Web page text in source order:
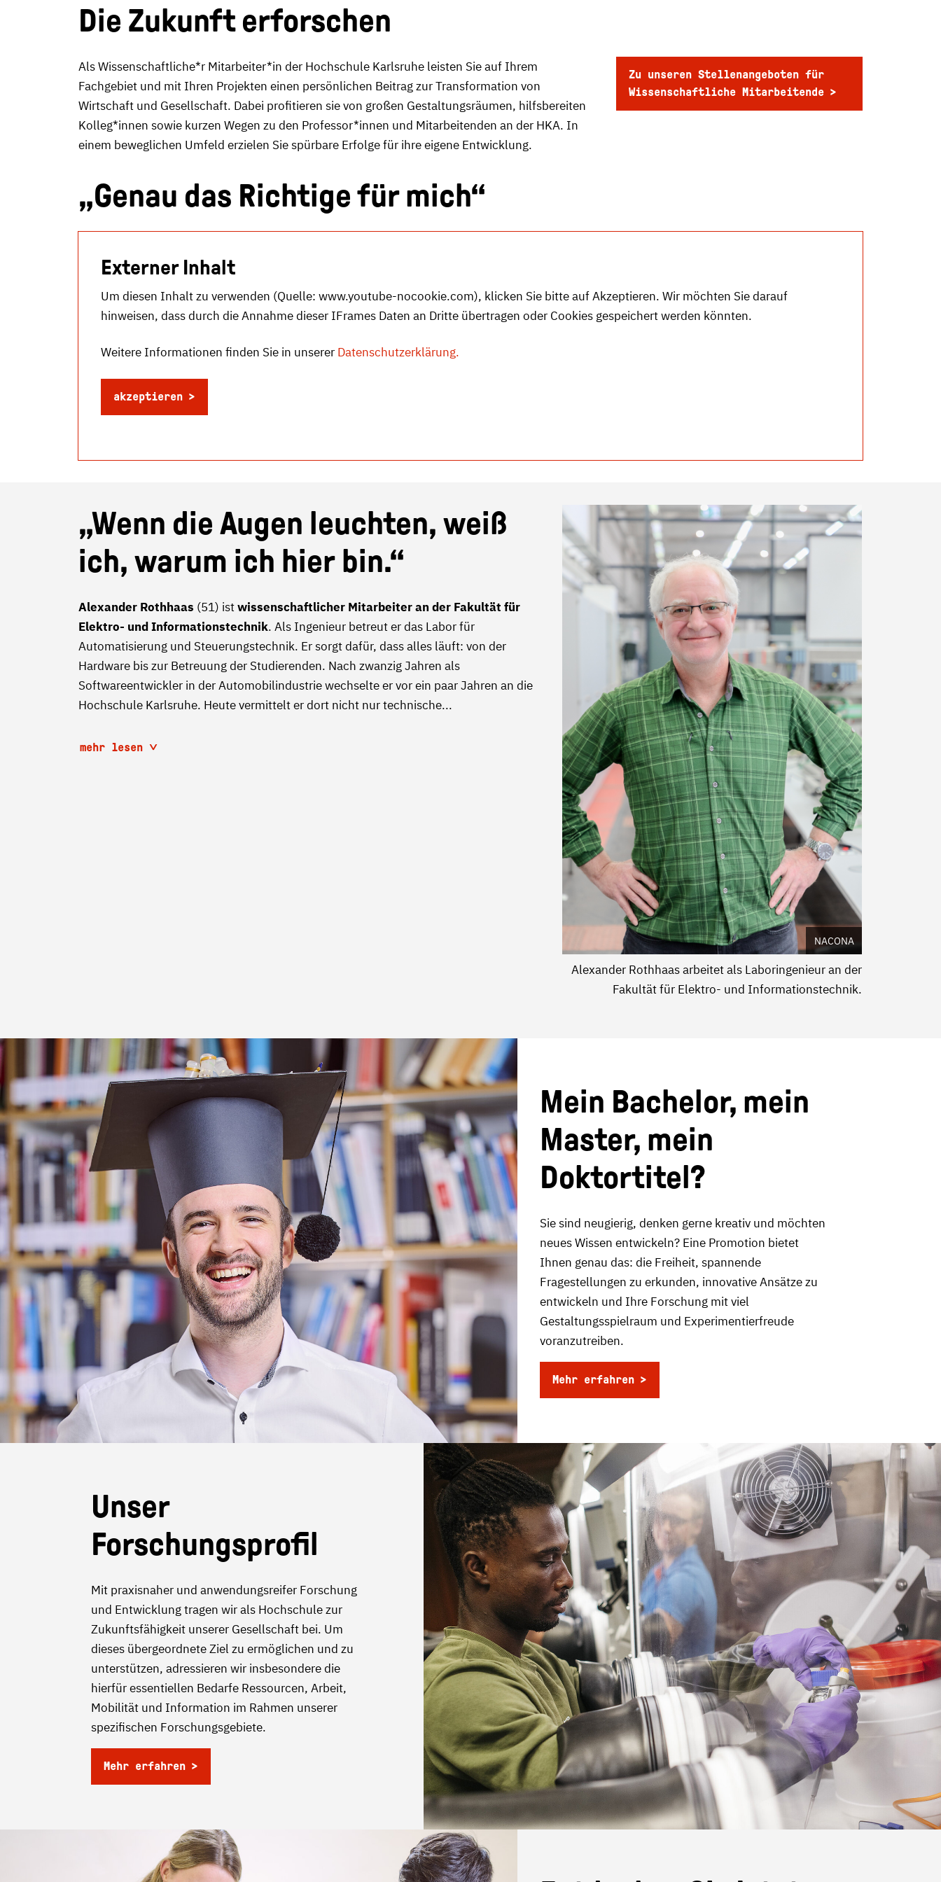
Die Zukunft erforschen
Als Wissenschaftliche*r Mitarbeiter*in der Hochschule Karlsruhe leisten Sie auf Ihrem
Fachgebiet und mit Ihren Projekten einen persönlichen Beitrag zur Transformation von
Wirtschaft und Gesellschaft. Dabei profitieren sie von großen Gestaltungsräumen, hilfsbereiten
Kolleg*innen sowie kurzen Wegen zu den Professor*innen und Mitarbeitenden an der HKA. In
einem beweglichen Umfeld erzielen Sie spürbare Erfolge für ihre eigene Entwicklung.
Zu unseren Stellenangeboten für
Wissenschaftliche Mitarbeitende
„Genau das Richtige für mich“
Externer Inhalt
Um diesen Inhalt zu verwenden (Quelle: www.youtube-nocookie.com), klicken Sie bitte auf Akzeptieren. Wir möchten Sie darauf
hinweisen, dass durch die Annahme dieser IFrames Daten an Dritte übertragen oder Cookies gespeichert werden könnten.
Weitere Informationen finden Sie in unserer Datenschutzerklärung.
akzeptieren
„Wenn die Augen leuchten, weiß
ich, warum ich hier bin.“
Alexander Rothhaas (51) istwissenschaftlicher Mitarbeiter an der Fakultät für
Elektro- und Informationstechnik. Als Ingenieur betreut er das Labor für
Automatisierung und Steuerungstechnik. Er sorgt dafür, dass alles läuft: von der
Hardware bis zur Betreuung der Studierenden. Nach zwanzig Jahren als
Softwareentwickler in der Automobilindustrie wechselte er vor ein paar Jahren an die
Hochschule Karlsruhe. Heute vermittelt er dort nicht nur technische...
mehr lesen
NACONA
Alexander Rothhaas arbeitet als Laboringenieur an der
Fakultät für Elektro- und Informationstechnik.
Mein Bachelor, mein
Master, mein
Doktortitel?
Sie sind neugierig, denken gerne kreativ und möchten
neues Wissen entwickeln? Eine Promotion bietet
Ihnen genau das: die Freiheit, spannende
Fragestellungen zu erkunden, innovative Ansätze zu
entwickeln und Ihre Forschung mit viel
Gestaltungsspielraum und Experimentierfreude
voranzutreiben.
Mehr erfahren
Unser
Forschungsprofil
Mit praxisnaher und anwendungsreifer Forschung
und Entwicklung tragen wir als Hochschule zur
Zukunftsfähigkeit unserer Gesellschaft bei. Um
dieses übergeordnete Ziel zu ermöglichen und zu
unterstützen, adressieren wir insbesondere die
hierfür essentiellen Bedarfe Ressourcen, Arbeit,
Mobilität und Information im Rahmen unserer
spezifischen Forschungsgebiete.
Mehr erfahren